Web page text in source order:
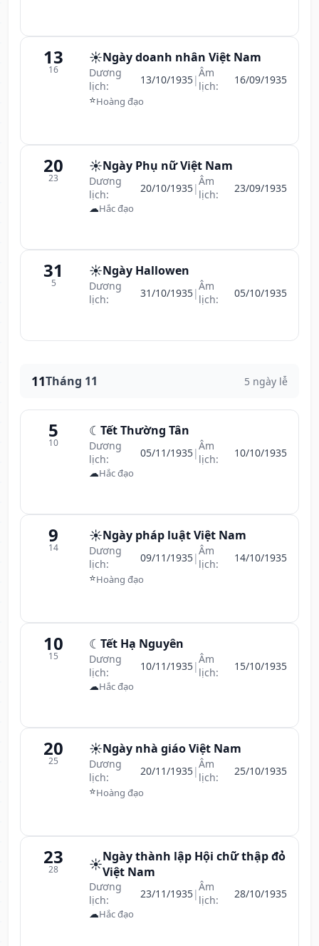
13
16
☀️Ngày doanh nhân Việt Nam
Dương
lịch:
13/10/1935|Âm
lịch:
16/09/1935
⭐Hoàng đạo
20
23
☀️Ngày Phụ nữ Việt Nam
Dương
lịch:
20/10/1935|Âm
lịch:
23/09/1935
☁Hắc đạo
31
5
☀️Ngày Hallowen
Dương
lịch:
31/10/1935|Âm
lịch:
05/10/1935
11Tháng 11 5 ngày lễ
5
10
☾ Tết Thường Tân
Dương
lịch:
05/11/1935|Âm
lịch:
10/10/1935
☁Hắc đạo
9
14
☀️Ngày pháp luật Việt Nam
Dương
lịch:
09/11/1935|Âm
lịch:
14/10/1935
⭐Hoàng đạo
10
15
☾ Tết Hạ Nguyên
Dương
lịch:
10/11/1935|Âm
lịch:
15/10/1935
☁Hắc đạo
20
25
☀️Ngày nhà giáo Việt Nam
Dương
lịch:
20/11/1935|Âm
lịch:
25/10/1935
⭐Hoàng đạo
23
28 ☀️Ngày thành lập Hội chữ thập đỏ
Việt Nam
Dương
lịch:
23/11/1935|Âm
lịch:
28/10/1935
☁Hắc đạo